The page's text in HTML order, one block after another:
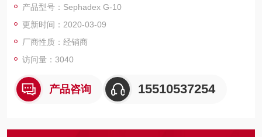
产品型号：Sephadex G-10
更新时间：2020-03-09
厂商性质：经销商
访问量：3040
产品咨询 15510537254